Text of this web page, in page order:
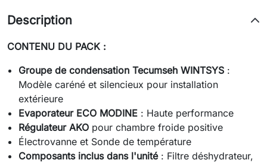
Description
CONTENU DU PACK :
Groupe de condensation Tecumseh WINTSYS :
Modèle caréné et silencieux pour installation
extérieure
Evaporateur ECO MODINE : Haute performance
Régulateur AKO pour chambre froide positive
Électrovanne et Sonde de température
Composants inclus dans l'unité: Filtre déshydrateur,